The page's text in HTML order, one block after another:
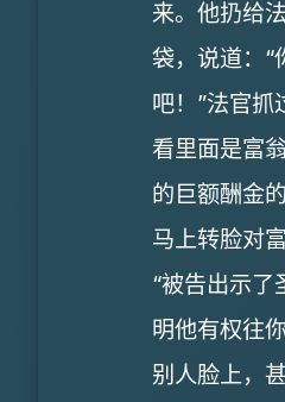
来。他扔给
袋，说道：“
吧！”法官抓
看里面是富
的巨额酬金
马上转脸对
“被告出示了
明他有权往
别人脸上，